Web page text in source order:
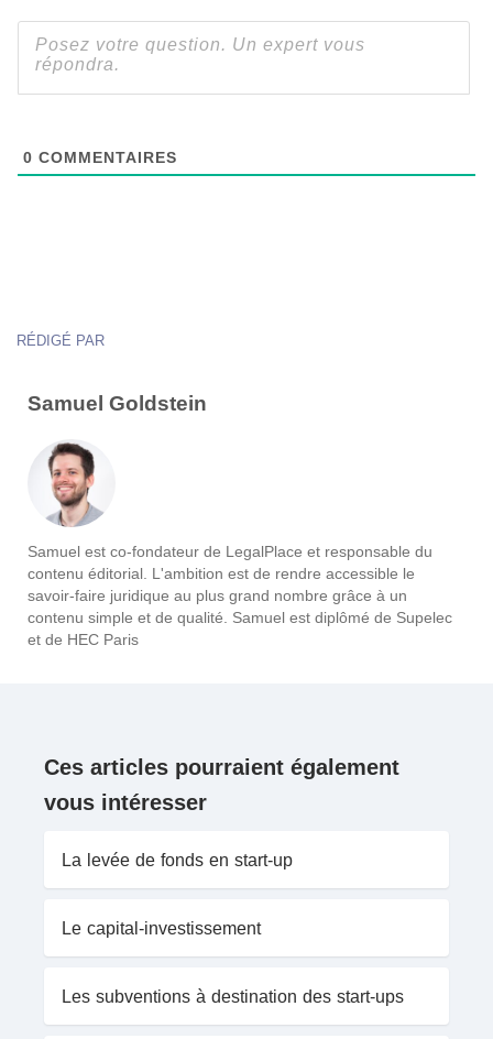
0 COMMENTAIRES
RÉDIGÉ PAR
Samuel Goldstein
Samuel est co-fondateur de LegalPlace et responsable du
contenu éditorial. L'ambition est de rendre accessible le
savoir-faire juridique au plus grand nombre grâce à un
contenu simple et de qualité. Samuel est diplômé de Supelec
et de HEC Paris
Ces articles pourraient également
vous intéresser
La levée de fonds en start-up
Le capital-investissement
Les subventions à destination des start-ups